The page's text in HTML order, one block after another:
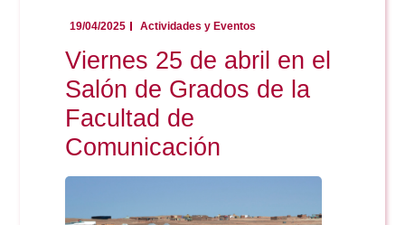
Doble Grado PER/CAV
Boletines
19/04/2025 Actividades y Eventos
Viernes 25 de abril en el
Salón de Grados de la
Facultad de
Comunicación